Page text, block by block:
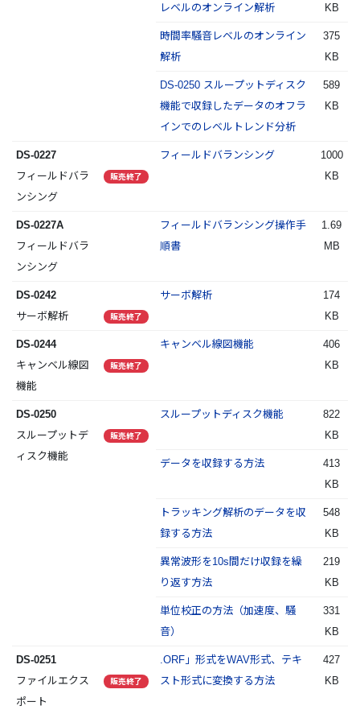
レベルのオンライン解析
KB
時間率騒音レベルのオンライン
解析
375
KB
DS-0250 スループットディスク
機能で収録したデータのオフラ
インでのレベルトレンド分析
589
KB
DS-0227
フィールドバラ
ンシング
販売終了
フィールドバランシング
1000
KB
DS-0227A
フィールドバラ
ンシング
フィールドバランシング操作手
順書
1.69
MB
DS-0242
サーボ解析
販売終了
サーボ解析
174
KB
DS-0244
キャンベル線図
機能
販売終了
キャンベル線図機能
406
KB
DS-0250
スループットデ
ィスク機能
販売終了
スループットディスク機能
822
KB
データを収録する方法
413
KB
トラッキング解析のデータを収
録する方法
548
KB
異常波形を10s間だけ収録を繰
り返す方法
219
KB
単位校正の方法（加速度、騒
音）
331
KB
DS-0251
ファイルエクス
ポート
販売終了
.ORF」形式をWAV形式、テキ
スト形式に変換する方法
427
KB